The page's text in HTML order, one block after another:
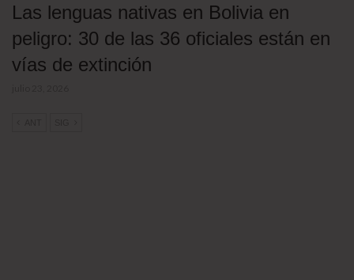
Las lenguas nativas en Bolivia en
peligro: 30 de las 36 oficiales están en
vías de extinción